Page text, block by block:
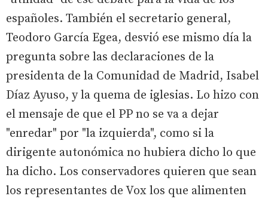
españoles. También el secretario general,
Teodoro García Egea, desvió ese mismo día la
pregunta sobre las declaraciones de la
presidenta de la Comunidad de Madrid, Isabel
Díaz Ayuso, y la quema de iglesias. Lo hizo con
el mensaje de que el PP no se va a dejar
"enredar" por "la izquierda", como si la
dirigente autonómica no hubiera dicho lo que
ha dicho. Los conservadores quieren que sean
los representantes de Vox los que alimenten